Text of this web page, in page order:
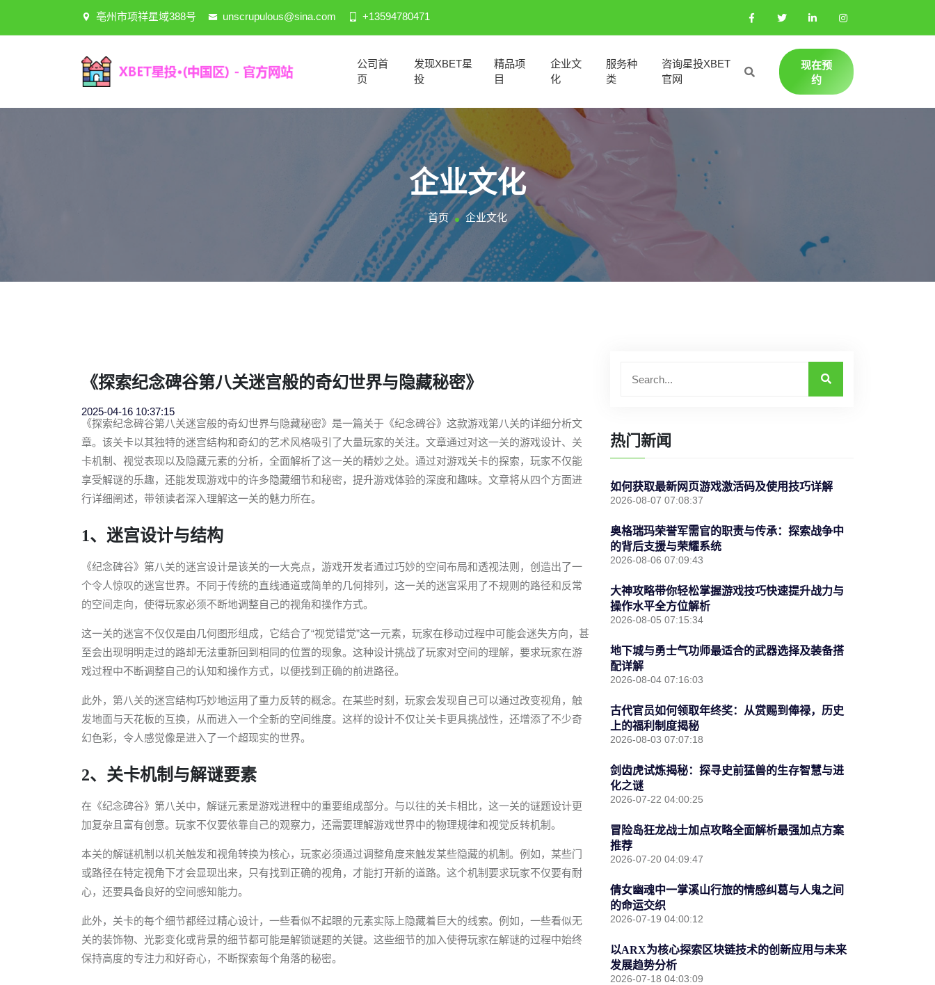
亳州市项祥星域388号 unscrupulous@sina.com +13594780471
公司首
页
发现XBET星
投
精品项
目
企业文
化
服务种
类
咨询星投XBET
官网
现在预
约
企业文化
首页 企业文化
《探索纪念碑谷第八关迷宫般的奇幻世界与隐藏秘密》
2025-04-16 10:37:15
《探索纪念碑谷第八关迷宫般的奇幻世界与隐藏秘密》是一篇关于《纪念碑谷》这款游戏第八关的详细分析文
章。该关卡以其独特的迷宫结构和奇幻的艺术风格吸引了大量玩家的关注。文章通过对这一关的游戏设计、关
卡机制、视觉表现以及隐藏元素的分析，全面解析了这一关的精妙之处。通过对游戏关卡的探索，玩家不仅能
享受解谜的乐趣，还能发现游戏中的许多隐藏细节和秘密，提升游戏体验的深度和趣味。文章将从四个方面进
行详细阐述，带领读者深入理解这一关的魅力所在。
1、迷宫设计与结构
《纪念碑谷》第八关的迷宫设计是该关的一大亮点，游戏开发者通过巧妙的空间布局和透视法则，创造出了一
个令人惊叹的迷宫世界。不同于传统的直线通道或简单的几何排列，这一关的迷宫采用了不规则的路径和反常
的空间走向，使得玩家必须不断地调整自己的视角和操作方式。
这一关的迷宫不仅仅是由几何图形组成，它结合了“视觉错觉”这一元素，玩家在移动过程中可能会迷失方向，甚
至会出现明明走过的路却无法重新回到相同的位置的现象。这种设计挑战了玩家对空间的理解，要求玩家在游
戏过程中不断调整自己的认知和操作方式，以便找到正确的前进路径。
此外，第八关的迷宫结构巧妙地运用了重力反转的概念。在某些时刻，玩家会发现自己可以通过改变视角，触
发地面与天花板的互换，从而进入一个全新的空间维度。这样的设计不仅让关卡更具挑战性，还增添了不少奇
幻色彩，令人感觉像是进入了一个超现实的世界。
2、关卡机制与解谜要素
在《纪念碑谷》第八关中，解谜元素是游戏进程中的重要组成部分。与以往的关卡相比，这一关的谜题设计更
加复杂且富有创意。玩家不仅要依靠自己的观察力，还需要理解游戏世界中的物理规律和视觉反转机制。
本关的解谜机制以机关触发和视角转换为核心，玩家必须通过调整角度来触发某些隐藏的机制。例如，某些门
或路径在特定视角下才会显现出来，只有找到正确的视角，才能打开新的道路。这个机制要求玩家不仅要有耐
心，还要具备良好的空间感知能力。
此外，关卡的每个细节都经过精心设计，一些看似不起眼的元素实际上隐藏着巨大的线索。例如，一些看似无
关的装饰物、光影变化或背景的细节都可能是解锁谜题的关键。这些细节的加入使得玩家在解谜的过程中始终
保持高度的专注力和好奇心，不断探索每个角落的秘密。
热门新闻
如何获取最新网页游戏激活码及使用技巧详解
2026-08-07 07:08:37
奥格瑞玛荣誉军需官的职责与传承：探索战争中
的背后支援与荣耀系统
2026-08-06 07:09:43
大神攻略带你轻松掌握游戏技巧快速提升战力与
操作水平全方位解析
2026-08-05 07:15:34
地下城与勇士气功师最适合的武器选择及装备搭
配详解
2026-08-04 07:16:03
古代官员如何领取年终奖：从赏赐到俸禄，历史
上的福利制度揭秘
2026-08-03 07:07:18
剑齿虎试炼揭秘：探寻史前猛兽的生存智慧与进
化之谜
2026-07-22 04:00:25
冒险岛狂龙战士加点攻略全面解析最强加点方案
推荐
2026-07-20 04:09:47
倩女幽魂中一掌溪山行旅的情感纠葛与人鬼之间
的命运交织
2026-07-19 04:00:12
以ARX为核心探索区块链技术的创新应用与未来
发展趋势分析
2026-07-18 04:03:09